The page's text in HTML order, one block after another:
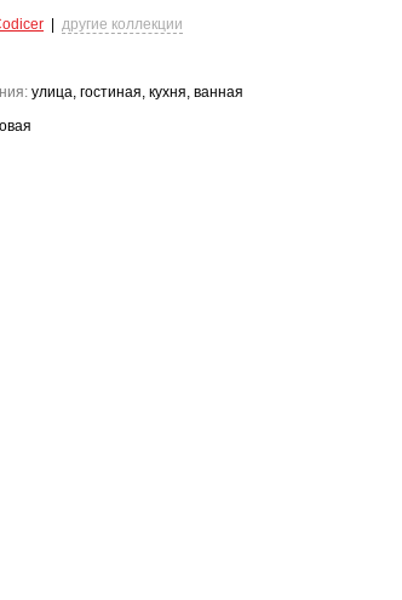
другие коллекции
улица, гостиная, кухня, ванная